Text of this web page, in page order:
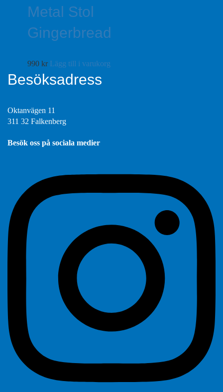
Metal Stol
Gingerbread
990 kr Lägg till i varukorg
Besöksadress
Oktanvägen 11
311 32 Falkenberg
Besök oss på sociala medier